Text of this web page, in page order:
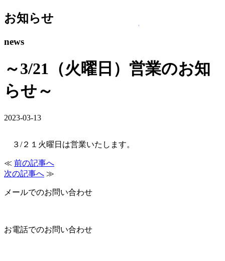
スリープショップきむらのロゴ
お知らせ
news
～3/21（火曜日）営業のお知
らせ～
2023-03-13
３/２１火曜日は営業いたします。
≪ 前の記事へ
次の記事へ ≫
メールでのお問い合わせ
お電話でのお問い合わせ